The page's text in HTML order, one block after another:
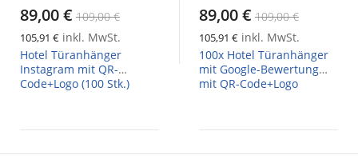
89,00 € 109,00 €
105,91 € inkl. MwSt.
Hotel Türanhänger
Instagram mit QR-
Code+Logo (100 Stk.)
89,00 € 109,00 €
105,91 € inkl. MwSt.
100x Hotel Türanhänger
mit Google-Bewertung
mit QR-Code+Logo